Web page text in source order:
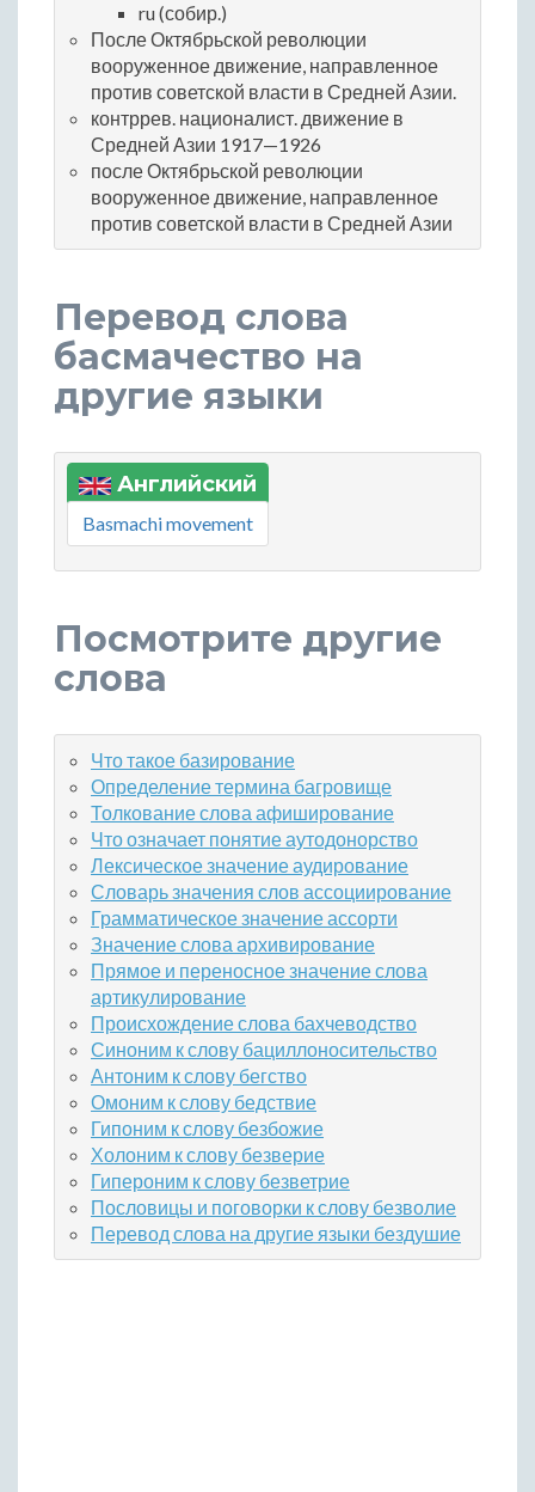
ru (собир.)
После Октябрьской революции
вооруженное движение, направленное
против советской власти в Средней Азии.
контррев. националист. движение в
Средней Азии 1917—1926
после Октябрьской революции
вооруженное движение, направленное
против советской власти в Средней Азии
Перевод слова
басмачество на
другие языки
Английский
Basmachi movement
Посмотрите другие
слова
Что такое базирование
Определение термина багровище
Толкование слова афиширование
Что означает понятие аутодонорство
Лексическое значение аудирование
Словарь значения слов ассоциирование
Грамматическое значение ассорти
Значение слова архивирование
Прямое и переносное значение слова
артикулирование
Происхождение слова бахчеводство
Синоним к слову бациллоносительство
Антоним к слову бегство
Омоним к слову бедствие
Гипоним к слову безбожие
Холоним к слову безверие
Гипероним к слову безветрие
Пословицы и поговорки к слову безволие
Перевод слова на другие языки бездушие